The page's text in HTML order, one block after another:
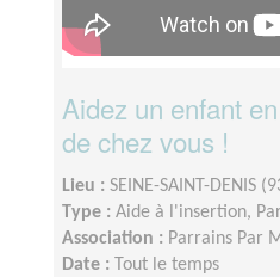
Aidez un enfant
de chez vous !
Lieu : SEINE-SAINT-DENIS
Type : Aide à l'insertion,
Association : Parrains Par
Date :
Tout le temps